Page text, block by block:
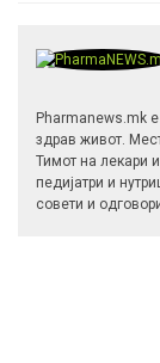
Pharmanews.mk
здрав живот.
Тимот на лекари
педијатри и
совети и